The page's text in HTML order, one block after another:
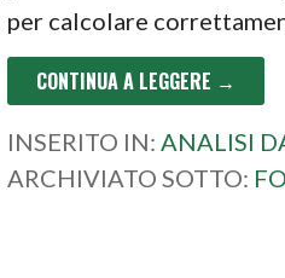
per calcolare
CONTINUA A LEGGERE →
INSERITO IN: ANALISI
ARCHIVIATO SOTTO: